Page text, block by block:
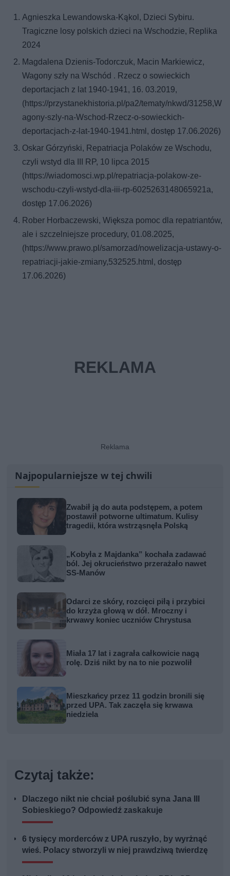
Agnieszka Lewandowska-Kąkol, Dzieci Sybiru.
Tragiczne losy polskich dzieci na Wschodzie, Replika
2024
Magdalena Dzienis-Todorczuk, Macin Markiewicz,
Wagony szły na Wschód . Rzecz o sowieckich
deportacjach z lat 1940-1941, 16. 03.2019,
(https://przystanekhistoria.pl/pa2/tematy/nkwd/31258,W
agony-szly-na-Wschod-Rzecz-o-sowieckich-
deportacjach-z-lat-1940-1941.html, dostęp 17.06.2026)
Oskar Górzyński, Repatriacja Polaków ze Wschodu,
czyli wstyd dla III RP, 10 lipca 2015
(https://wiadomosci.wp.pl/repatriacja-polakow-ze-
wschodu-czyli-wstyd-dla-iii-rp-6025263148065921a,
dostęp 17.06.2026)
Rober Horbaczewski, Większa pomoc dla repatriantów,
ale i szczelniejsze procedury, 01.08.2025,
(https://www.prawo.pl/samorzad/nowelizacja-ustawy-o-
repatriacji-jakie-zmiany,532525.html, dostęp
17.06.2026)
Najpopularniejsze w tej chwili
Zwabił ją do auta podstępem, a potem
postawił potworne ultimatum. Kulisy
tragedii, która wstrząsnęła Polską
„Kobyła z Majdanka” kochała zadawać
ból. Jej okrucieństwo przerażało nawet
SS-Manów
Odarci ze skóry, rozcięci piłą i przybici
do krzyża głową w dół. Mroczny i
krwawy koniec uczniów Chrystusa
Miała 17 lat i zagrała całkowicie nagą
rolę. Dziś nikt by na to nie pozwolił
Mieszkańcy przez 11 godzin bronili się
przed UPA. Tak zaczęła się krwawa
niedziela
Czytaj także:
Dlaczego nikt nie chciał poślubić syna Jana III
Sobieskiego? Odpowiedź zaskakuje
6 tysięcy morderców z UPA ruszyło, by wyrżnąć
wieś. Polacy stworzyli w niej prawdziwą twierdzę